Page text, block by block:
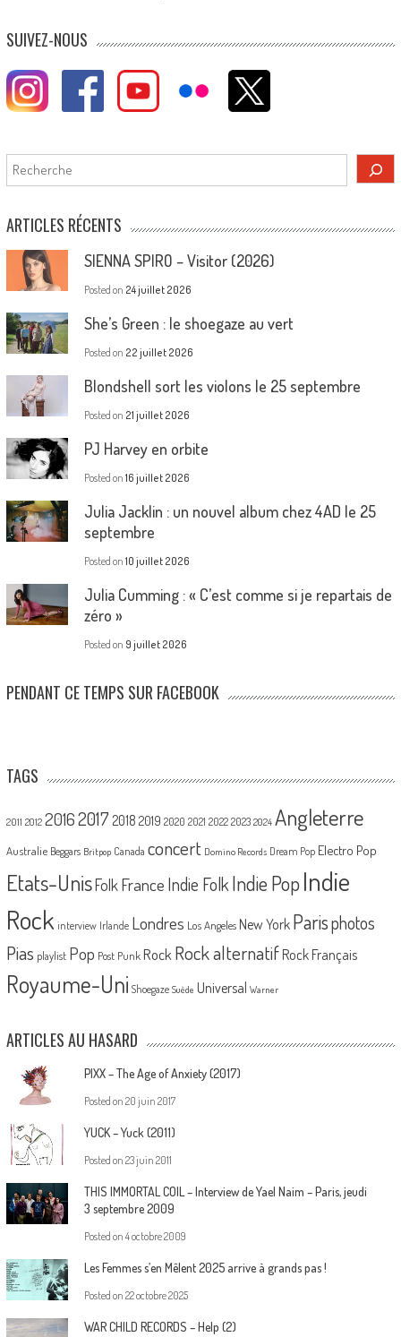
SUIVEZ-NOUS
Rechercher
ARTICLES RÉCENTS
SIENNA SPIRO – Visitor (2026)
Posted on 24 juillet 2026
She’s Green : le shoegaze au vert
Posted on 22 juillet 2026
Blondshell sort les violons le 25 septembre
Posted on 21 juillet 2026
PJ Harvey en orbite
Posted on 16 juillet 2026
Julia Jacklin : un nouvel album chez 4AD le 25
septembre
Posted on 10 juillet 2026
Julia Cumming : « C’est comme si je repartais de
zéro »
Posted on 9 juillet 2026
PENDANT CE TEMPS SUR FACEBOOK
TAGS
2011 2012 20162017 2018 2019 2020 2021 2022 2023 2024 Angleterre
Australie Beggars Britpop Canada concert Domino Records Dream Pop Electro Pop
Etats-UnisFolk France Indie Folk Indie PopIndie
Rock interview Irlande Londres Los Angeles New York Parisphotos
Pias playlist Pop Post Punk Rock Rock alternatif Rock Français
Royaume-Uni Shoegaze Suède Universal Warner
ARTICLES AU HASARD
PIXX – The Age of Anxiety (2017)
Posted on 20 juin 2017
YUCK – Yuck (2011)
Posted on 23 juin 2011
THIS IMMORTAL COIL – Interview de Yael Naim – Paris, jeudi
3 septembre 2009
Posted on 4 octobre 2009
Les Femmes s’en Mêlent 2025 arrive à grands pas !
Posted on 22 octobre 2025
WAR CHILD RECORDS – Help (2)